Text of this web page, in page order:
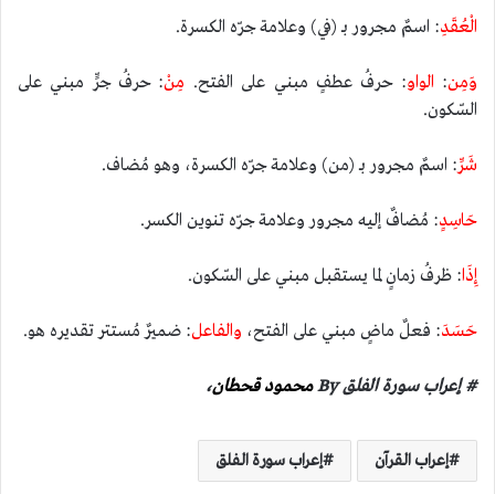
الْعُقَدِ: اسمٌ مجرور بـ (في) وعلامة جرّه الكسرة.
وَمِن: الواو: حرفُ عطفٍ مبني على الفتح. مِنْ: حرفُ جرٍّ مبني على
السّكون.
شَرِّ: اسمٌ مجرور بـ (من) وعلامة جرّه الكسرة، وهو مُضاف.
حَاسِدٍ: مُضافٌ إليه مجرور وعلامة جرّه تنوين الكسر.
إِذَا: ظرفُ زمانٍ لما يستقبل مبني على السّكون.
حَسَدَ: فعلٌ ماضٍ مبني على الفتح، والفاعل: ضميرٌ مُستتر تقديره هو.
# إعراب سورة الفلق By محمود قحطان،
إعراب القرآن إعراب سورة الفلق